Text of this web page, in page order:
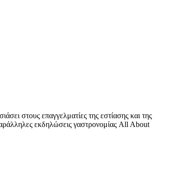
στους επαγγελματίες της εστίασης και της
εκδηλώσεις γαστρονομίας All About